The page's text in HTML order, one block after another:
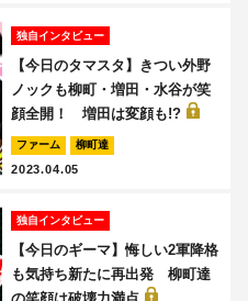
独自インタビュー
【今日のタマスタ】きつい外野
ノックも柳町・増田・水谷が笑
顔全開！ 増田は変顔も!?
ファーム 柳町達
2023.04.05
独自インタビュー
【今日のギーマ】悔しい2軍降格
も気持ち新たに再出発 柳町達